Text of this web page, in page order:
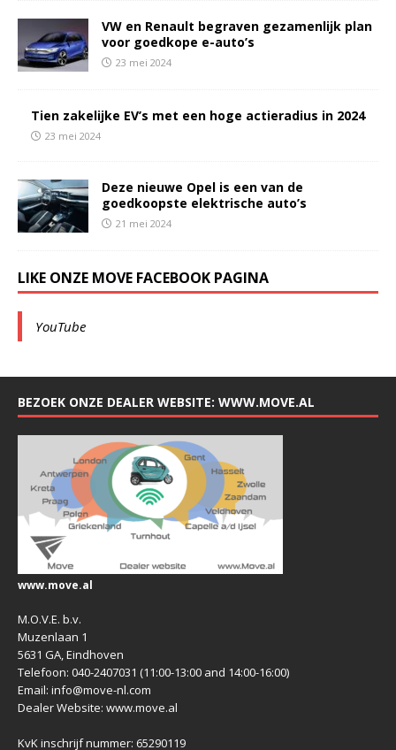
VW en Renault begraven gezamenlijk plan
voor goedkope e-auto’s
23 mei 2024
Tien zakelijke EV’s met een hoge actieradius in 2024
23 mei 2024
Deze nieuwe Opel is een van de
goedkoopste elektrische auto’s
21 mei 2024
LIKE ONZE MOVE FACEBOOK PAGINA
YouTube
BEZOEK ONZE DEALER WEBSITE: WWW.MOVE.AL
www.move.al
M.O.V.E. b.v.
Muzenlaan 1
5631 GA, Eindhoven
Telefoon: 040-2407031 (11:00-13:00 and 14:00-16:00)
Email: info@move-nl.com
Dealer Website: www.move.al
KvK inschrijf nummer: 65290119